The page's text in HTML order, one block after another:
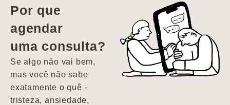
vida. Ela me
encontrou num
estado misto de
depressão e
agitação com
pensamentos
Por que
agendar
uma consulta?
Se algo não vai bem,
mas você não sabe
exatamente o quê -
tristeza, ansiedade,